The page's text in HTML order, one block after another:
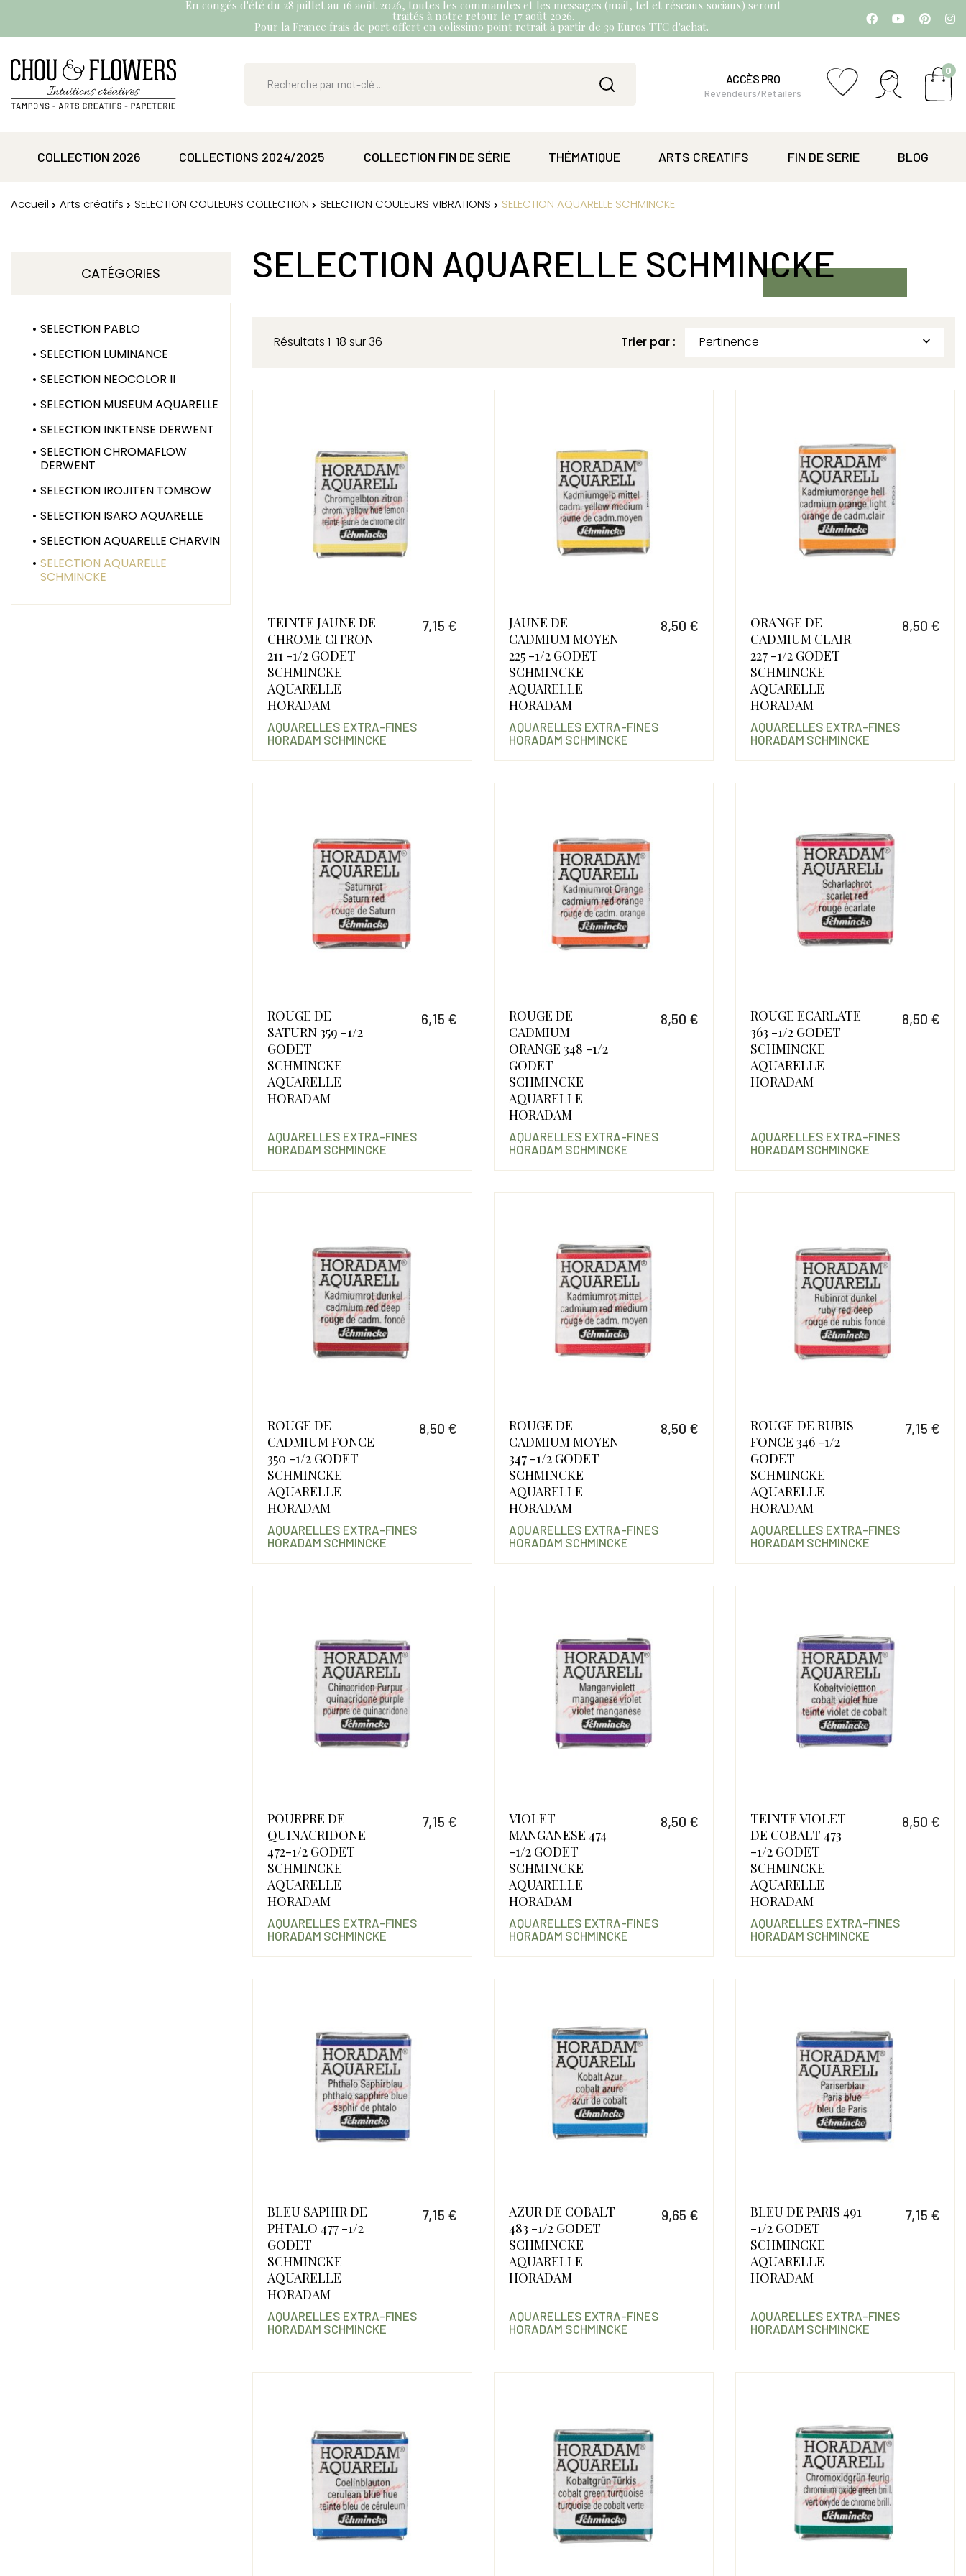
En congés d'été du 28 juillet au 16 août 2026, toutes les commandes et les messages (mail, tel et réseaux sociaux) seront
traités à notre retour le 17 août 2026.
Pour la France frais de port offert en colissimo point retrait à partir de 39 Euros TTC d'achat.
ACCÈS PRO
Revendeurs/Retailers
0
COLLECTION 2026 COLLECTIONS 2024/2025 COLLECTION FIN DE SÉRIE THÉMATIQUE ARTS CREATIFS FIN DE SERIE BLOG
Accueil Arts créatifs SELECTION COULEURS COLLECTION SELECTION COULEURS VIBRATIONS SELECTION AQUARELLE SCHMINCKE
CATÉGORIES
SELECTION PABLO
SELECTION LUMINANCE
SELECTION NEOCOLOR II
SELECTION MUSEUM AQUARELLE
SELECTION INKTENSE DERWENT
SELECTION CHROMAFLOW
DERWENT
SELECTION IROJITEN TOMBOW
SELECTION ISARO AQUARELLE
SELECTION AQUARELLE CHARVIN
SELECTION AQUARELLE
SCHMINCKE
SELECTION AQUARELLE SCHMINCKE
Résultats 1-18 sur 36 Trier par : Pertinence 
TEINTE JAUNE DE
CHROME CITRON
211 -1/2 GODET
SCHMINCKE
AQUARELLE
HORADAM
7,15 €
AQUARELLES EXTRA-FINES
HORADAM SCHMINCKE
JAUNE DE
CADMIUM MOYEN
225 -1/2 GODET
SCHMINCKE
AQUARELLE
HORADAM
8,50 €
AQUARELLES EXTRA-FINES
HORADAM SCHMINCKE
ORANGE DE
CADMIUM CLAIR
227 -1/2 GODET
SCHMINCKE
AQUARELLE
HORADAM
8,50 €
AQUARELLES EXTRA-FINES
HORADAM SCHMINCKE
ROUGE DE
SATURN 359 -1/2
GODET
SCHMINCKE
AQUARELLE
HORADAM
6,15 €
AQUARELLES EXTRA-FINES
HORADAM SCHMINCKE
ROUGE DE
CADMIUM
ORANGE 348 -1/2
GODET
SCHMINCKE
AQUARELLE
HORADAM
8,50 €
AQUARELLES EXTRA-FINES
HORADAM SCHMINCKE
ROUGE ECARLATE
363 -1/2 GODET
SCHMINCKE
AQUARELLE
HORADAM
8,50 €
AQUARELLES EXTRA-FINES
HORADAM SCHMINCKE
ROUGE DE
CADMIUM FONCE
350 -1/2 GODET
SCHMINCKE
AQUARELLE
HORADAM
8,50 €
AQUARELLES EXTRA-FINES
HORADAM SCHMINCKE
ROUGE DE
CADMIUM MOYEN
347 -1/2 GODET
SCHMINCKE
AQUARELLE
HORADAM
8,50 €
AQUARELLES EXTRA-FINES
HORADAM SCHMINCKE
ROUGE DE RUBIS
FONCE 346 -1/2
GODET
SCHMINCKE
AQUARELLE
HORADAM
7,15 €
AQUARELLES EXTRA-FINES
HORADAM SCHMINCKE
POURPRE DE
QUINACRIDONE
472-1/2 GODET
SCHMINCKE
AQUARELLE
HORADAM
7,15 €
AQUARELLES EXTRA-FINES
HORADAM SCHMINCKE
VIOLET
MANGANESE 474
-1/2 GODET
SCHMINCKE
AQUARELLE
HORADAM
8,50 €
AQUARELLES EXTRA-FINES
HORADAM SCHMINCKE
TEINTE VIOLET
DE COBALT 473
-1/2 GODET
SCHMINCKE
AQUARELLE
HORADAM
8,50 €
AQUARELLES EXTRA-FINES
HORADAM SCHMINCKE
BLEU SAPHIR DE
PHTALO 477 -1/2
GODET
SCHMINCKE
AQUARELLE
HORADAM
7,15 €
AQUARELLES EXTRA-FINES
HORADAM SCHMINCKE
AZUR DE COBALT
483 -1/2 GODET
SCHMINCKE
AQUARELLE
HORADAM
9,65 €
AQUARELLES EXTRA-FINES
HORADAM SCHMINCKE
BLEU DE PARIS 491
-1/2 GODET
SCHMINCKE
AQUARELLE
HORADAM
7,15 €
AQUARELLES EXTRA-FINES
HORADAM SCHMINCKE